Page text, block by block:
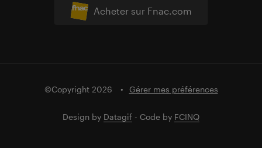
Acheter sur Fnac.com
©Copyright 2026 Gérer mes préférences
Design by Datagif - Code by FCINQ